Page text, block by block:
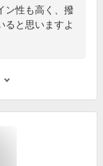
ン性も高く、撥
ると思いますよ